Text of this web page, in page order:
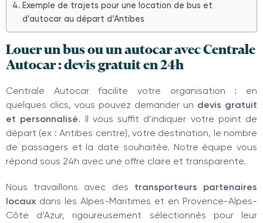
Exemple de trajets pour une location de bus et
d’autocar au départ d’Antibes
Louer un bus ou un autocar avec Centrale
Autocar : devis gratuit en 24h
Centrale Autocar facilite votre organisation : en
quelques clics, vous pouvez demander un devis gratuit
et personnalisé. Il vous suffit d’indiquer votre point de
départ (ex : Antibes centre), votre destination, le nombre
de passagers et la date souhaitée. Notre équipe vous
répond sous 24h avec une offre claire et transparente.
Nous travaillons avec des transporteurs partenaires
locaux dans les Alpes-Maritimes et en Provence-Alpes-
Côte d’Azur, rigoureusement sélectionnés pour leur